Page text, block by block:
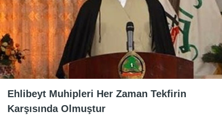
Ehlibeyt Muhipleri Her Zaman Tekfirin
Karşısında Olmuştur